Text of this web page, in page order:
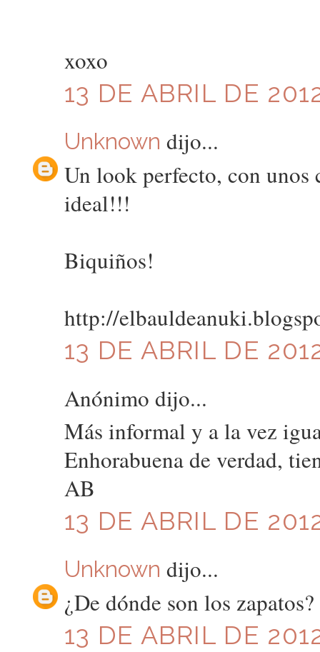
xoxo
13 DE ABRIL DE
Unknown dijo...
Un look perfecto, con unos
ideal!!!
Biquiños!
http://
13 DE ABRIL DE
Anónimo dijo...
Más informal y a la vez
Enhorabuena de verdad,
AB
13 DE ABRIL DE
Unknown dijo...
¿De dónde son los
13 DE ABRIL DE